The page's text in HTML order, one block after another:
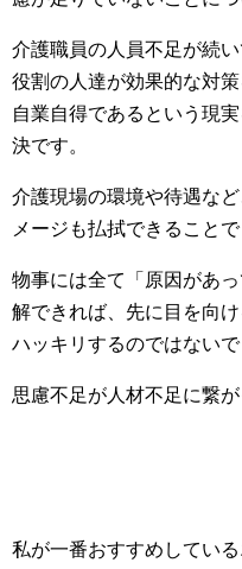
介護職員の人員不足が続
役割の人達が効果的な対
自業自得であるという現
決です。
介護現場の環境や待遇な
メージも払拭できることで
物事には全て「原因があ
解できれば、先に目を向
ハッキリするのではないで
思慮不足が人材不足に繋が
私が一番おすすめしてい